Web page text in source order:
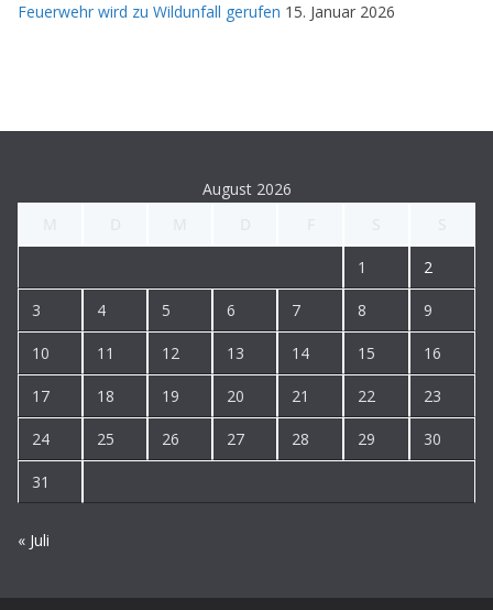
Feuerwehr wird zu Wildunfall gerufen 15. Januar 2026
August 2026
1 2
3 4 5 6 7 8 9
10 11 12 13 14 15 16
17 18 19 20 21 22 23
24 25 26 27 28 29 30
31
« Juli